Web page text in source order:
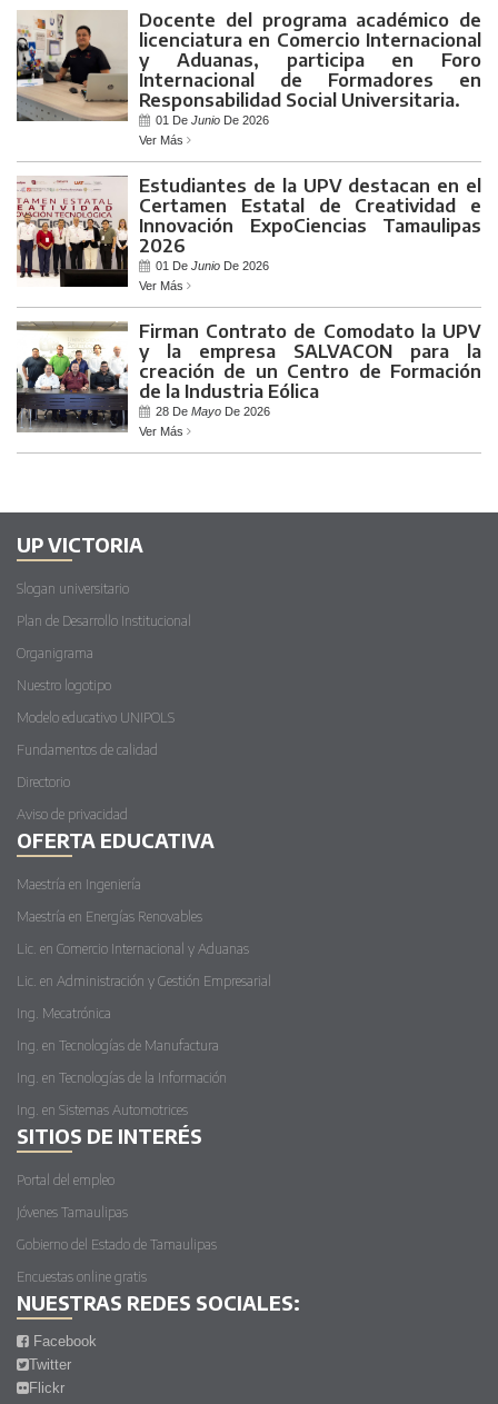
Docente del programa académico de
licenciatura en Comercio Internacional
y Aduanas, participa en Foro
Internacional de Formadores en
Responsabilidad Social Universitaria.
01 De Junio De 2026
Ver Más
Estudiantes de la UPV destacan en el
Certamen Estatal de Creatividad e
Innovación ExpoCiencias Tamaulipas
2026
01 De Junio De 2026
Ver Más
Firman Contrato de Comodato la UPV
y la empresa SALVACON para la
creación de un Centro de Formación
de la Industria Eólica
28 De Mayo De 2026
Ver Más
UP VICTORIA
Slogan universitario
Plan de Desarrollo Institucional
Organigrama
Nuestro logotipo
Modelo educativo UNIPOLS
Fundamentos de calidad
Directorio
Aviso de privacidad
OFERTA EDUCATIVA
Maestría en Ingeniería
Maestría en Energías Renovables
Lic. en Comercio Internacional y Aduanas
Lic. en Administración y Gestión Empresarial
Ing. Mecatrónica
Ing. en Tecnologías de Manufactura
Ing. en Tecnologías de la Información
Ing. en Sistemas Automotrices
SITIOS DE INTERÉS
Portal del empleo
Jóvenes Tamaulipas
Gobierno del Estado de Tamaulipas
Encuestas online gratis
NUESTRAS REDES SOCIALES:
Facebook
Twitter
Flickr